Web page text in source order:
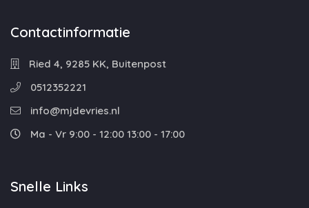
Contactinformatie
Ried 4, 9285 KK, Buitenpost
0512352221
info@mjdevries.nl
Ma - Vr 9:00 - 12:00 13:00 - 17:00
Snelle Links